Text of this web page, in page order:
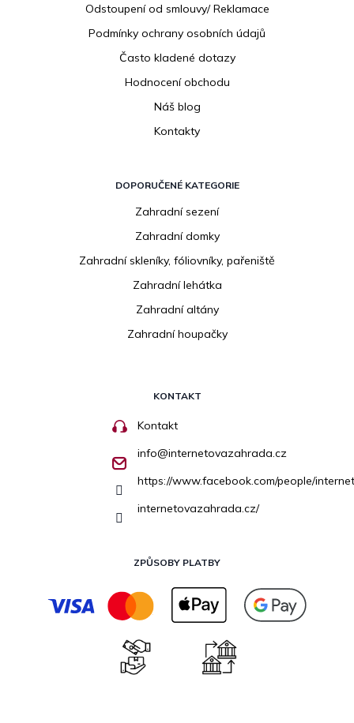
Odstoupení od smlouvy/ Reklamace
Podmínky ochrany osobních údajů
Často kladené dotazy
Hodnocení obchodu
Náš blog
Kontakty
DOPORUČENÉ KATEGORIE
Zahradní sezení
Zahradní domky
Zahradní skleníky, fóliovníky, pařeniště
Zahradní lehátka
Zahradní altány
Zahradní houpačky
KONTAKT
Kontakt
info@internetovazahrada.cz
https://www.facebook.com/people/
internetovazahrada.cz/
ZPŮSOBY PLATBY